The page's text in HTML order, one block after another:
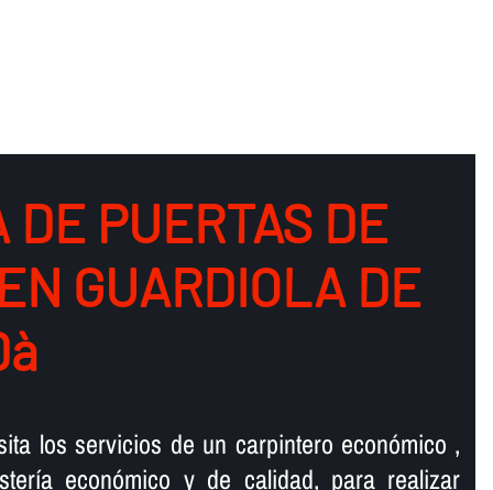
DE PUERTAS DE
GUARDIOLA DE
los servicios de un carpintero económico ,
económico y de calidad, para realizar